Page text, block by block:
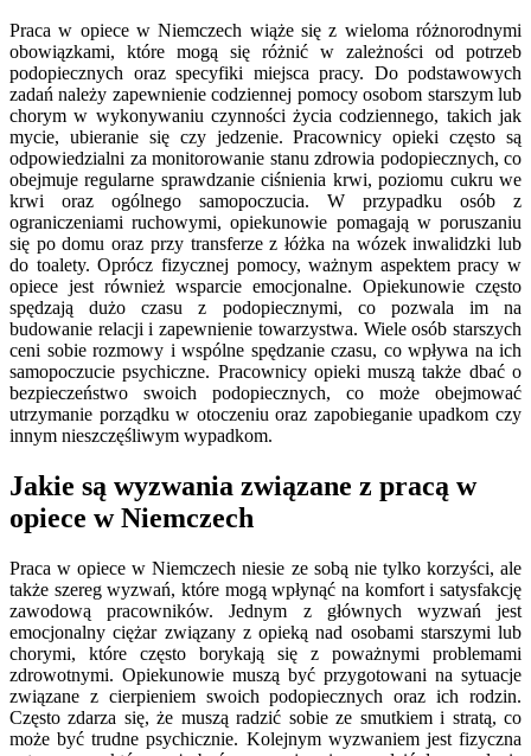
Praca w opiece w Niemczech wiąże się z wieloma różnorodnymi
obowiązkami, które mogą się różnić w zależności od potrzeb
podopiecznych oraz specyfiki miejsca pracy. Do podstawowych
zadań należy zapewnienie codziennej pomocy osobom starszym lub
chorym w wykonywaniu czynności życia codziennego, takich jak
mycie, ubieranie się czy jedzenie. Pracownicy opieki często są
odpowiedzialni za monitorowanie stanu zdrowia podopiecznych, co
obejmuje regularne sprawdzanie ciśnienia krwi, poziomu cukru we
krwi oraz ogólnego samopoczucia. W przypadku osób z
ograniczeniami ruchowymi, opiekunowie pomagają w poruszaniu
się po domu oraz przy transferze z łóżka na wózek inwalidzki lub
do toalety. Oprócz fizycznej pomocy, ważnym aspektem pracy w
opiece jest również wsparcie emocjonalne. Opiekunowie często
spędzają dużo czasu z podopiecznymi, co pozwala im na
budowanie relacji i zapewnienie towarzystwa. Wiele osób starszych
ceni sobie rozmowy i wspólne spędzanie czasu, co wpływa na ich
samopoczucie psychiczne. Pracownicy opieki muszą także dbać o
bezpieczeństwo swoich podopiecznych, co może obejmować
utrzymanie porządku w otoczeniu oraz zapobieganie upadkom czy
innym nieszczęśliwym wypadkom.
Jakie są wyzwania związane z pracą w
opiece w Niemczech
Praca w opiece w Niemczech niesie ze sobą nie tylko korzyści, ale
także szereg wyzwań, które mogą wpłynąć na komfort i satysfakcję
zawodową pracowników. Jednym z głównych wyzwań jest
emocjonalny ciężar związany z opieką nad osobami starszymi lub
chorymi, które często borykają się z poważnymi problemami
zdrowotnymi. Opiekunowie muszą być przygotowani na sytuacje
związane z cierpieniem swoich podopiecznych oraz ich rodzin.
Często zdarza się, że muszą radzić sobie ze smutkiem i stratą, co
może być trudne psychicznie. Kolejnym wyzwaniem jest fizyczna